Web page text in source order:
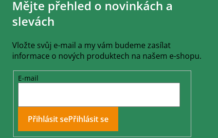
Mějte přehled o novinkách a
slevách
Vložte svůj e-mail a my vám budeme zasílat
informace o nových produktech na našem e-shopu.
E-mail
Přihlásit se